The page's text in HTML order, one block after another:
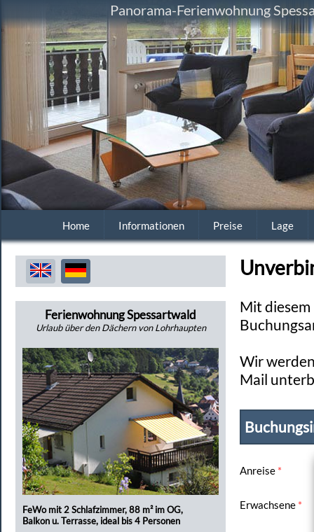
Panorama-Ferienwohnung
Home Informationen Preise Lage
Ferienwohnung Spessartwald
Urlaub über den Dächern von Lohrhaupten
FeWo mit 2 Schlafzimmer, 88 m² im OG,
Balkon u. Terrasse, ideal bis 4 Personen
Mit
Wir
Mail
Anreise *
Erwachsene *